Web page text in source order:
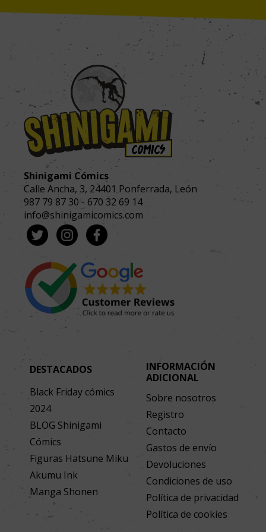
Shinigami Cómics
Calle Ancha, 3, 24401 Ponferrada, León
987 79 87 30 - 670 32 69 14
info@shinigamicomics.com
DESTACADOS
Black Friday cómics
2024
BLOG Shinigami
Cómics
Figuras Hatsune Miku
Akumu Ink
Manga Shonen
INFORMACIÓN
ADICIONAL
Sobre nosotros
Registro
Contacto
Gastos de envío
Devoluciones
Condiciones de uso
Política de privacidad
Política de cookies